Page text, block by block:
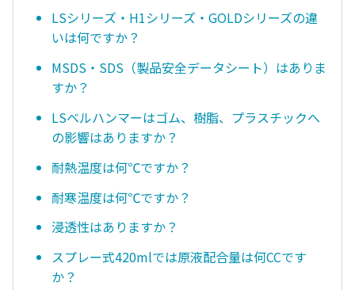
LSシリーズ・H1シリーズ・GOLDシリーズの違
いは何ですか？
MSDS・SDS（製品安全データシート）はありま
すか？
LSベルハンマーはゴム、樹脂、プラスチックへ
の影響はありますか？
耐熱温度は何℃ですか？
耐寒温度は何℃ですか？
浸透性はありますか？
スプレー式420mlでは原液配合量は何CCです
か？